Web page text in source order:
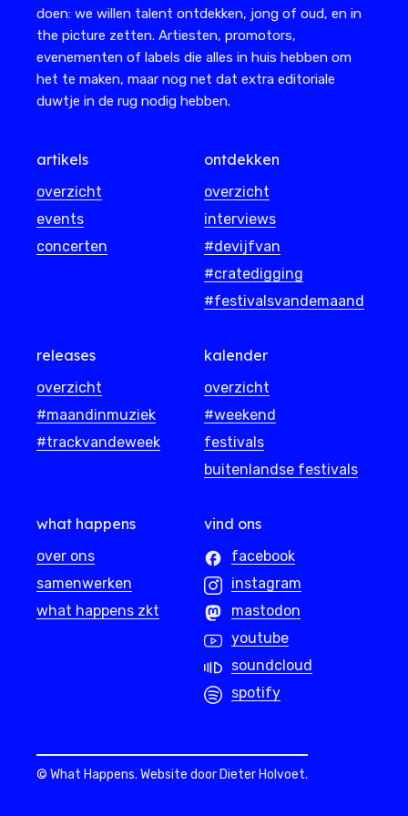
doen: we willen talent ontdekken, jong of oud, en in
the picture zetten. Artiesten, promotors,
evenementen of labels die alles in huis hebben om
het te maken, maar nog net dat extra editoriale
duwtje in de rug nodig hebben.
artikels
overzicht
events
concerten
ontdekken
overzicht
interviews
#devijfvan
#cratedigging
#festivalsvandemaand
releases
overzicht
#maandinmuziek
#trackvandeweek
kalender
overzicht
#weekend
festivals
buitenlandse festivals
what happens
over ons
samenwerken
what happens zkt
vind ons
facebook
instagram
mastodon
youtube
soundcloud
spotify
© What Happens. Website door Dieter Holvoet.